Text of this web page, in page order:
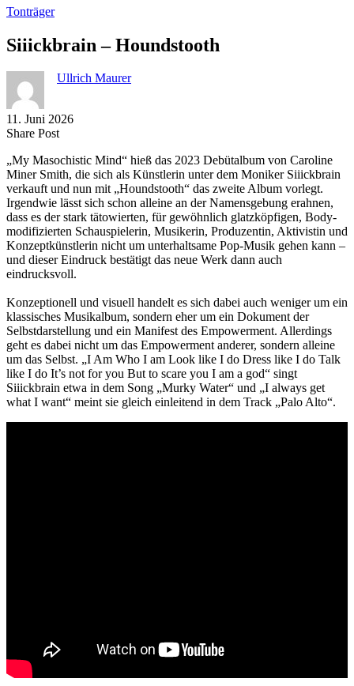
Tonträger
Siiickbrain – Houndstooth
Ullrich Maurer
11. Juni 2026
Share PostShare
Facebook
Copy
to
clipboard
Send
via
eMail
„My Masochistic Mind“ hieß das 2023 Debütalbum von Caroline
Miner Smith, die sich als Künstlerin unter dem Moniker Siiickbrain
verkauft und nun mit „Houndstooth“ das zweite Album vorlegt.
Irgendwie lässt sich schon alleine an der Namensgebung erahnen,
dass es der stark tätowierten, für gewöhnlich glatzköpfigen, Body-
modifizierten Schauspielerin, Musikerin, Produzentin, Aktivistin und
Konzeptkünstlerin nicht um unterhaltsame Pop-Musik gehen kann –
und dieser Eindruck bestätigt das neue Werk dann auch
eindrucksvoll.
Konzeptionell und visuell handelt es sich dabei auch weniger um ein
klassisches Musikalbum, sondern eher um ein Dokument der
Selbstdarstellung und ein Manifest des Empowerment. Allerdings
geht es dabei nicht um das Empowerment anderer, sondern alleine
um das Selbst. „I Am Who I am Look like I do Dress like I do Talk
like I do It’s not for you But to scare you I am a god“ singt
Siiickbrain etwa in dem Song „Murky Water“ und „I always get
what I want“ meint sie gleich einleitend in dem Track „Palo Alto“.